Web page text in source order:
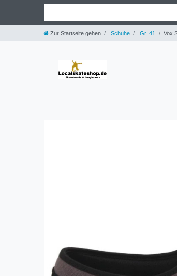
Zur Startseite gehen Schuhe Gr. 41 Vox